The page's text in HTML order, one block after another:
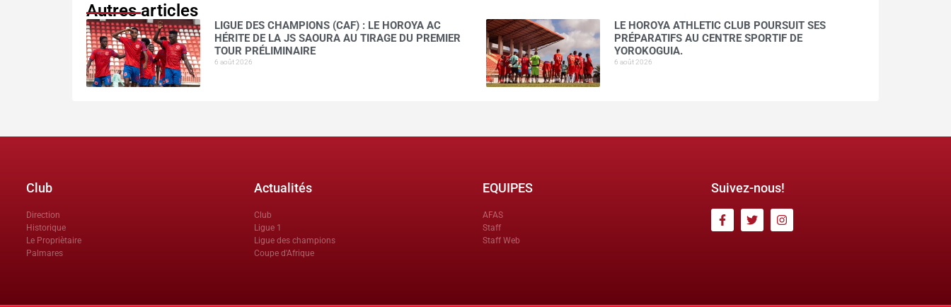
Autres articles
LIGUE DES CHAMPIONS (CAF) : LE HOROYA AC
HÉRITE DE LA JS SAOURA AU TIRAGE DU PREMIER
TOUR PRÉLIMINAIRE
6 août 2026
LE HOROYA ATHLETIC CLUB POURSUIT SES
PRÉPARATIFS AU CENTRE SPORTIF DE
YOROKOGUIA.
6 août 2026
Club
Direction
Historique
Le Propriètaire
Palmares
Actualités
Club
Ligue 1
Ligue des champions
Coupe d'Afrique
EQUIPES
AFAS
Staff
Staff Web
Suivez-nous!